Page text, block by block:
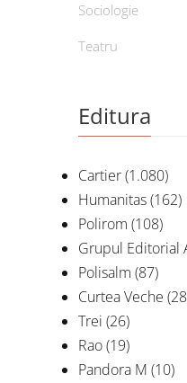
Sociologie
Teatru
Editura
Cartier(1.080)
Humanitas(162)
Polirom (108)
Grupul Editorial
Polisalm (87)
Curtea Veche
Trei (26)
Rao(19)
Pandora M (10)